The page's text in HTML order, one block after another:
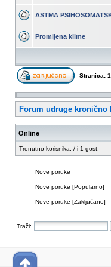
ASTMA
Promijena klime
Stranica: 1
Forum udruge kronično
Online
Trenutno korisnika: / i 1 gost.
Nove poruke
Nove poruke [Popularno]
Nove poruke [Zaključano]
Traži: